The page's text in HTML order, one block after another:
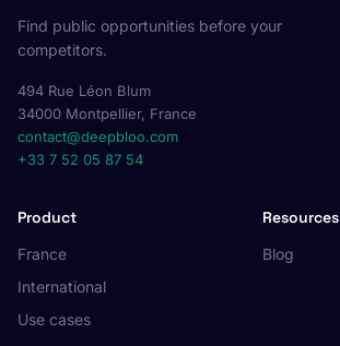
Find public opportunities before your
competitors.
494 Rue Léon Blum
34000 Montpellier, France
contact@deepbloo.com
+33 7 52 05 87 54
Product
France
International
Use cases
Resources
Blog